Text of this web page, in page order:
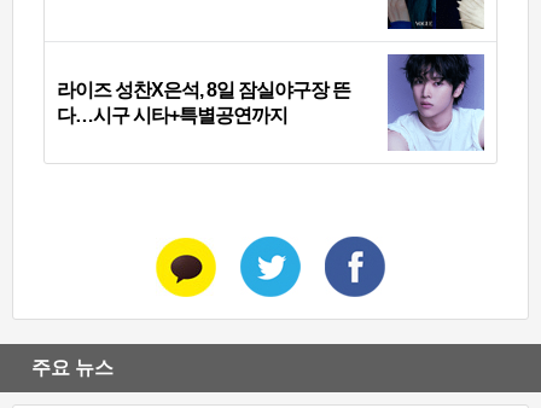
라이즈 성찬X은석, 8일 잠실야구장 뜬
다…시구 시타+특별공연까지
주요 뉴스